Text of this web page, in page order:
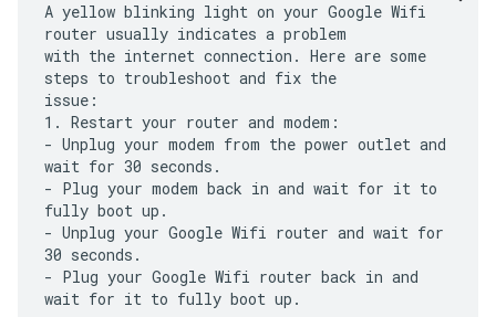
A yellow blinking light on your Google Wifi
router usually indicates a problem
with the internet connection. Here are some
steps to troubleshoot and fix the
issue:
1. Restart your router and modem:
- Unplug your modem from the power outlet and
wait for 30 seconds.
- Plug your modem back in and wait for it to
fully boot up.
- Unplug your Google Wifi router and wait for
30 seconds.
- Plug your Google Wifi router back in and
wait for it to fully boot up.